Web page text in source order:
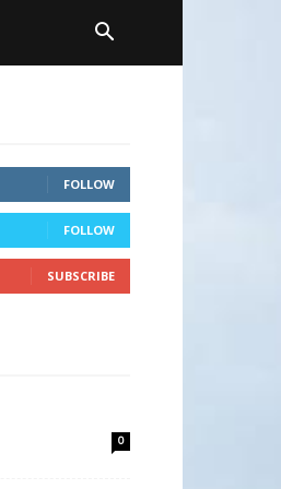
FOLLOW
FOLLOW
SUBSCRIBE
0